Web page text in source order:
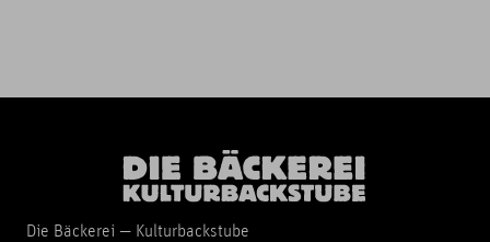
Die Bäckerei — Kulturbackstube